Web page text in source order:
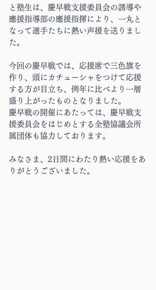
と塾生は、慶早戦支援委員会の誘導や
應援指導部の應援指揮により、一丸と
なって選手たちに熱い声援を送りまし
た。
今回の慶早戦では、応援席で三色旗を
作り、頭にカチューシャをつけて応援
する方が目立ち、例年に比べより一層
盛り上がったものとなりました。
慶早戦の開催にあたっては、慶早戦支
援委員会をはじめとする全塾協議会所
属団体も協力しております。
みなさま、2日間にわたり熱い応援をあ
りがとうございました。